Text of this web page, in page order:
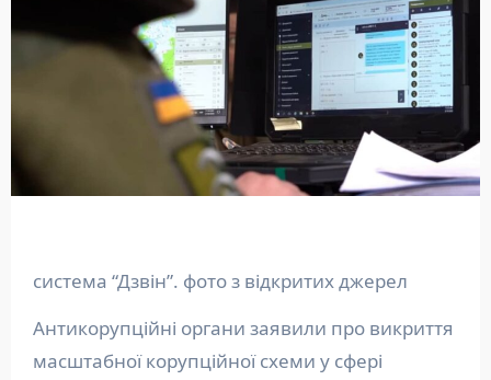
система “Дзвін”. фото з відкритих джерел
Антикорупційні органи заявили про викриття
масштабної корупційної схеми у сфері